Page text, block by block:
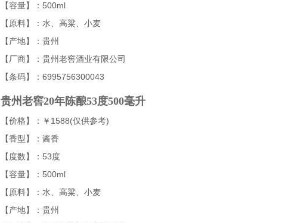
【容量】：500ml
【原料】：水、高粱、小麦
【产地】：贵州
【厂商】：贵州老窖酒业有限公司
【条码】：6995756300043
贵州老窖20年陈酿53度500毫升
【价格】：￥1588(仅供参考)
【香型】：酱香
【度数】：53度
【容量】：500ml
【原料】：水、高粱、小麦
【产地】：贵州